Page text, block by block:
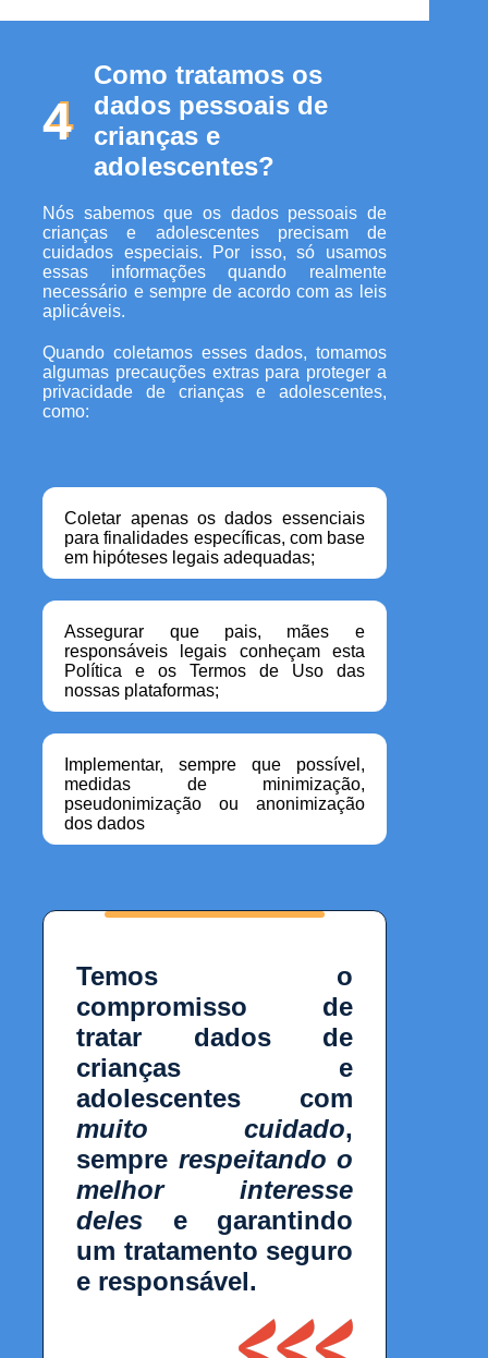
4
Como tratamos os
dados pessoais de
crianças e
adolescentes?
Nós sabemos que os dados pessoais de
crianças e adolescentes precisam de
cuidados especiais. Por isso, só usamos
essas informações quando realmente
necessário e sempre de acordo com as leis
aplicáveis.
Quando coletamos esses dados, tomamos
algumas precauções extras para proteger a
privacidade de crianças e adolescentes,
como:
Coletar apenas os dados essenciais
para finalidades específicas, com base
em hipóteses legais adequadas;
Assegurar que pais, mães e
responsáveis legais conheçam esta
Política e os Termos de Uso das
nossas plataformas;
Implementar, sempre que possível,
medidas de minimização,
pseudonimização ou anonimização
dos dados
Temos o
compromisso de
tratar dados de
crianças e
adolescentes com
muito cuidado,
sempre respeitando o
melhor interesse
deles e garantindo
um tratamento seguro
e responsável.